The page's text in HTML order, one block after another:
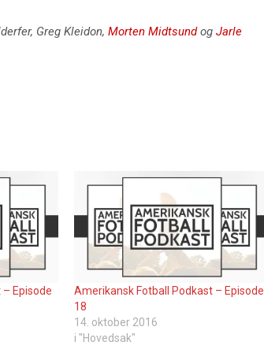
Greg Kleidon, Morten Midtsundog Jarle
Episode
Amerikansk Fotball Podkast – Episode
18
14. oktober 2016
i "Hovedsak"